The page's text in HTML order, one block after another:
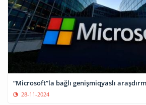
“Microsoft”la bağlı genişmiqyaslı
28-11-2024